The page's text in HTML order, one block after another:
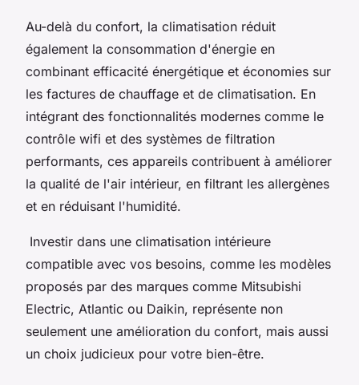
Au-delà du confort, la climatisation réduit
également la consommation d'énergie en
combinant efficacité énergétique et économies sur
les factures de chauffage et de climatisation. En
intégrant des fonctionnalités modernes comme le
contrôle wifi et des systèmes de filtration
performants, ces appareils contribuent à améliorer
la qualité de l'air intérieur, en filtrant les allergènes
et en réduisant l'humidité.
Investir dans une climatisation intérieure
compatible avec vos besoins, comme les modèles
proposés par des marques comme Mitsubishi
Electric, Atlantic ou Daikin, représente non
seulement une amélioration du confort, mais aussi
un choix judicieux pour votre bien-être.